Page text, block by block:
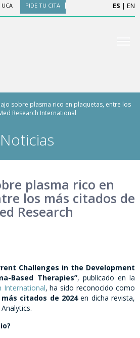
UCA PIDE TU CITA ES | EN
sobre plasma rico en plaquetas, entre los
Research International
Noticias
plasma rico en
los más citados de
Research
Challenges in the Development
Based Therapies”, publicado en la
International, ha sido reconocido como
citados de 2024en dicha revista,